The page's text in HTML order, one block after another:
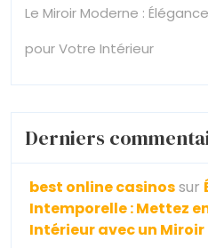
Le Miroir Moderne :
pour Votre Intérieur
Derniers
best online casinossur
Intemporelle : Mettez
Intérieur avec un Miroir